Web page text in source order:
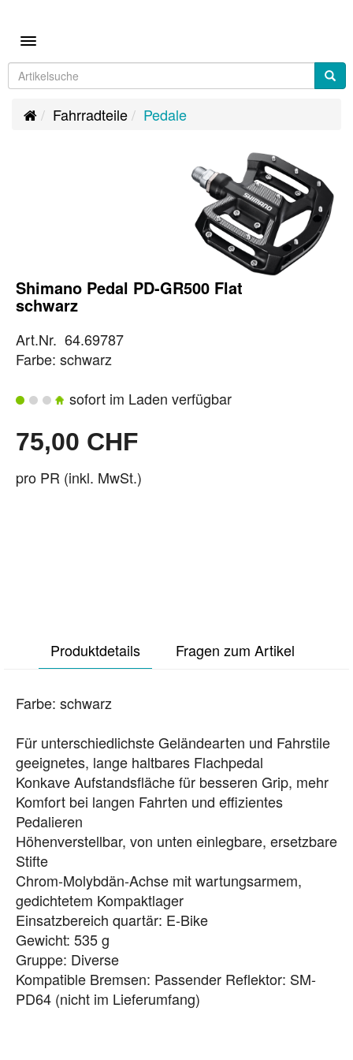
Toggle navigation
Fahrradteile Pedale
Shimano Pedal PD-GR500 Flat
schwarz
Art.Nr. 64.69787
Farbe: schwarz
sofort im Laden verfügbar
75,00 CHF
pro PR (inkl. MwSt.)
Produktdetails Fragen zum Artikel
Farbe: schwarz
Für unterschiedlichste Geländearten und Fahrstile
geeignetes, lange haltbares Flachpedal
Konkave Aufstandsfläche für besseren Grip, mehr
Komfort bei langen Fahrten und effizientes
Pedalieren
Höhenverstellbar, von unten einlegbare, ersetzbare
Stifte
Chrom-Molybdän-Achse mit wartungsarmem,
gedichtetem Kompaktlager
Einsatzbereich quartär: E-Bike
Gewicht: 535 g
Gruppe: Diverse
Kompatible Bremsen: Passender Reflektor: SM-
PD64 (nicht im Lieferumfang)